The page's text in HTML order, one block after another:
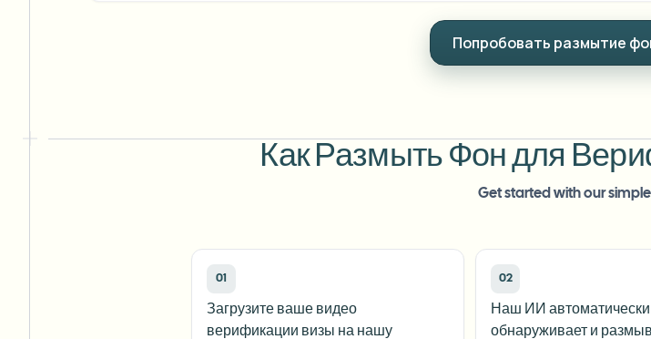
Попробовать размытие
Как Размыть Фон для
Get started with our
01
Загрузите ваше видео
верификации визы на нашу
02
Наш ИИ автоматически
обнаруживает и